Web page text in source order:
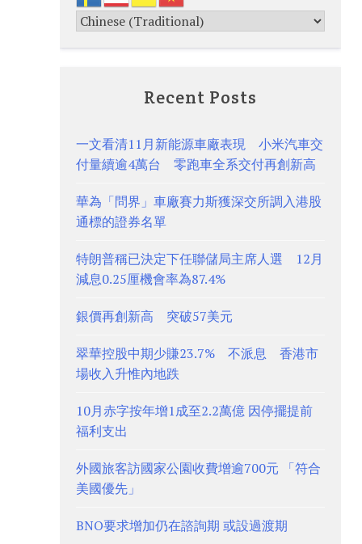
Recent Posts
一文看清11月新能源車廠表現 小米汽車交
付量續逾4萬台 零跑車全系交付再創新高
華為「問界」車廠賽力斯獲深交所調入港股
通標的證券名單
特朗普稱已決定下任聯儲局主席人選 12月
減息0.25厘機會率為87.4%
銀價再創新高 突破57美元
翠華控股中期少賺23.7% 不派息 香港市
場收入升惟內地跌
10月赤字按年增1成至2.2萬億 因停擺提前
福利支出
外國旅客訪國家公園收費增逾700元 「符合
美國優先」
BNO要求增加仍在諮詢期 或設過渡期